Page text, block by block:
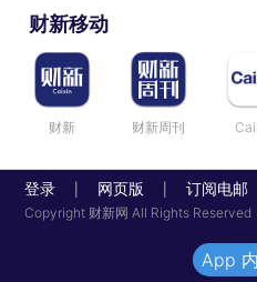
财新移动
财新 财新周刊
登录 网页版 订阅电邮
Copyright 财新网 All Rights Reserved
App